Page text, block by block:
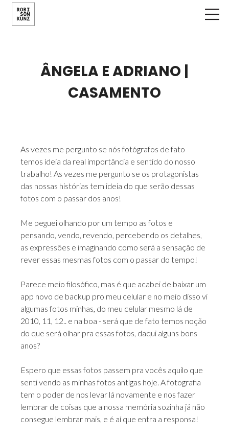
ÂNGELA E ADRIANO |
CASAMENTO
As vezes me pergunto se nós fotógrafos de fato
temos ideia da real importância e sentido do nosso
trabalho! As vezes me pergunto se os protagonistas
das nossas histórias tem ideia do que serão dessas
fotos com o passar dos anos!
Me peguei olhando por um tempo as fotos e
pensando, vendo, revendo, percebendo os detalhes,
as expressões e imaginando como será a sensação de
rever essas mesmas fotos com o passar do tempo!
Parece meio filosófico, mas é que acabei de baixar um
app novo de backup pro meu celular e no meio disso vi
algumas fotos minhas, do meu celular mesmo lá de
2010, 11, 12.. e na boa - será que de fato temos noção
do que será olhar pra essas fotos, daqui alguns bons
anos?
Espero que essas fotos passem pra vocês aquilo que
senti vendo as minhas fotos antigas hoje. A fotografia
tem o poder de nos levar lá novamente e nos fazer
lembrar de coisas que a nossa memória sozinha já não
consegue lembrar mais, e é aí que entra a responsa!